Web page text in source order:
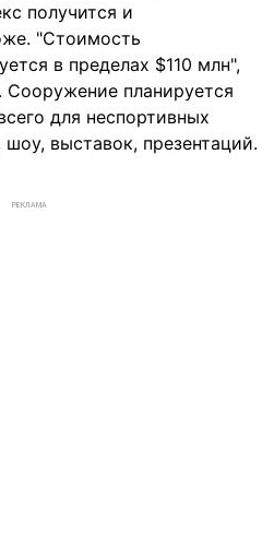
получится и
"Стоимость
в пределах $110 млн",
планируется
для неспортивных
выставок, презентаций.
РЕКЛАМА